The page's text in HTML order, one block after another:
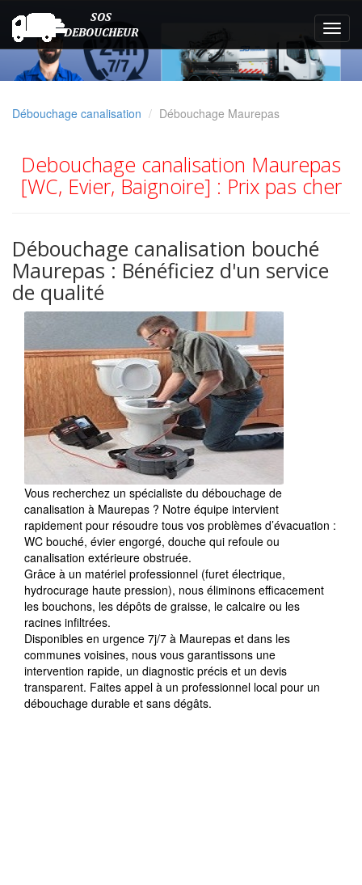
Débouchage canalisation Débouchage Maurepas
Debouchage canalisation Maurepas
[WC, Evier, Baignoire] : Prix pas cher
Débouchage canalisation bouché
Maurepas : Bénéficiez d'un service
de qualité
Vous recherchez un spécialiste du débouchage de
canalisation à Maurepas ? Notre équipe intervient
rapidement pour résoudre tous vos problèmes d’évacuation :
WC bouché, évier engorgé, douche qui refoule ou
canalisation extérieure obstruée.
Grâce à un matériel professionnel (furet électrique,
hydrocurage haute pression), nous éliminons efficacement
les bouchons, les dépôts de graisse, le calcaire ou les
racines infiltrées.
Disponibles en urgence 7j/7 à Maurepas et dans les
communes voisines, nous vous garantissons une
intervention rapide, un diagnostic précis et un devis
transparent. Faites appel à un professionnel local pour un
débouchage durable et sans dégâts.